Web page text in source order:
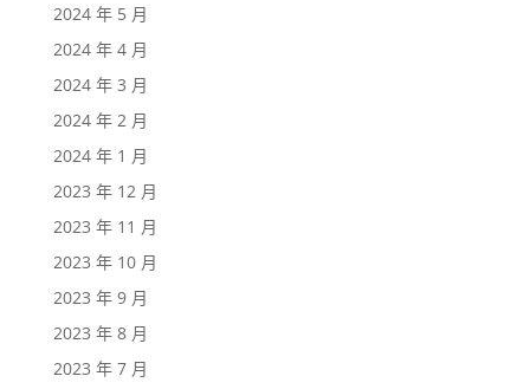
2024 年 5 月
2024 年 4 月
2024 年 3 月
2024 年 2 月
2024 年 1 月
2023 年 12 月
2023 年 11 月
2023 年 10 月
2023 年 9 月
2023 年 8 月
2023 年 7 月